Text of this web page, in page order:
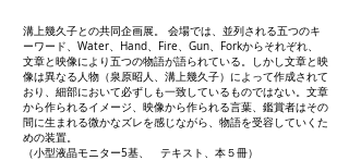
溝上幾久子との共同企画展。 会場では、並列される五つのキ
ーワード、Water、Hand、Fire、Gun、Forkからそれぞれ、
文章と映像により五つの物語が語られている。しかし文章と映
像は異なる人物（泉原昭人、溝上幾久子）によって作成されて
おり、細部において必ずしも一致しているものではない。文章
から作られるイメージ、映像から作られる言葉、鑑賞者はその
間に生まれる微かなズレを感じながら、物語を受容していくた
めの装置。
（小型液晶モニター5基、 テキスト、本５冊）